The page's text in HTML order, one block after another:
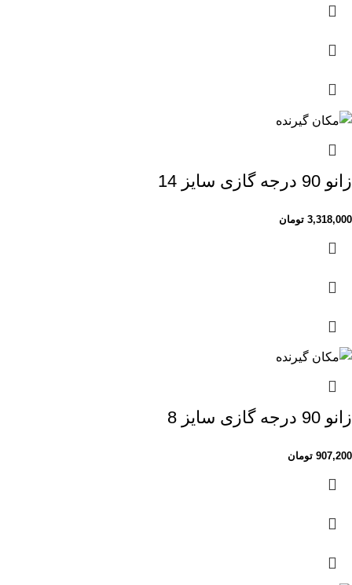
زانو 90 درجه گازی سایز 14
3,318,000 تومان
زانو 90 درجه گازی سایز 8
907,200 تومان